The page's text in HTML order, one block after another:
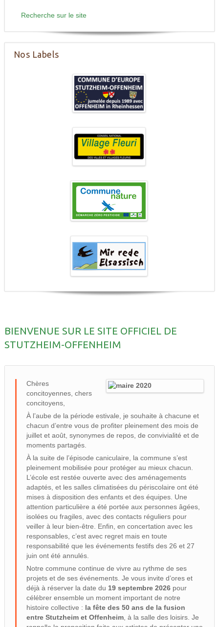
Recherche sur le site
Nos Labels
BIENVENUE SUR LE SITE OFFICIEL DE
STUTZHEIM-OFFENHEIM
Chères
concitoyennes, chers
concitoyens,
À l’aube de la période estivale, je souhaite à chacune et
chacun d’entre vous de profiter pleinement des mois de
juillet et août, synonymes de repos, de convivialité et de
moments partagés.
À la suite de l’épisode caniculaire, la commune s’est
pleinement mobilisée pour protéger au mieux chacun.
L’école est restée ouverte avec des aménagements
adaptés, et les salles climatisées du périscolaire ont été
mises à disposition des enfants et des équipes. Une
attention particulière a été portée aux personnes âgées,
isolées ou fragiles, avec des contacts réguliers pour
veiller à leur bien-être. Enfin, en concertation avec les
responsables, c’est avec regret mais en toute
responsabilité que les événements festifs des 26 et 27
juin ont été annulés.
Notre commune continue de vivre au rythme de ses
projets et de ses événements. Je vous invite d’ores et
déjà à réserver la date du 19 septembre 2026pour
célébrer ensemble un moment important de notre
histoire collective : la fête des 50 ans de la fusion
entre Stutzheim et Offenheim, à la salle des loisirs. Je